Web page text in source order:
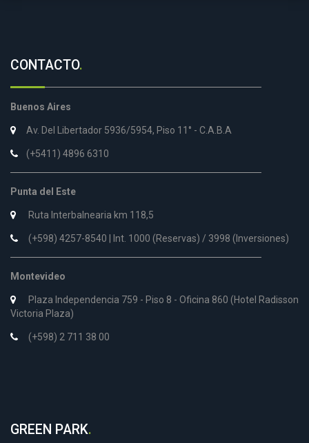
CONTACTO.
Buenos Aires
Av. Del Libertador 5936/5954, Piso 11° - C.A.B.A
(+5411) 4896 6310
Punta del Este
Ruta Interbalnearia km 118,5
(+598) 4257-8540 | Int. 1000 (Reservas) / 3998 (Inversiones)
Montevideo
Plaza Independencia 759 - Piso 8 - Oficina 860 (Hotel Radisson
Victoria Plaza)
(+598) 2 711 38 00
GREEN PARK.